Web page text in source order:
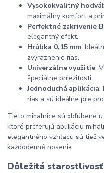
Vysokokvalitný
maximálny komfort a
Perfektné zakrivenie B
elegantný efekt.
Hrúbka 0,15 mm:
zvýraznenie rias.
Univerzálne využitie:
špeciálne príležitosti.
Jednoduchá aplikácia:
rias a sú ideálne pre
Tieto mihalnice sú obľúbené
ktoré preferujú aplikáciu
elegantného vzhľadu sú tiež
každodenné nosenie.
Dôležitá